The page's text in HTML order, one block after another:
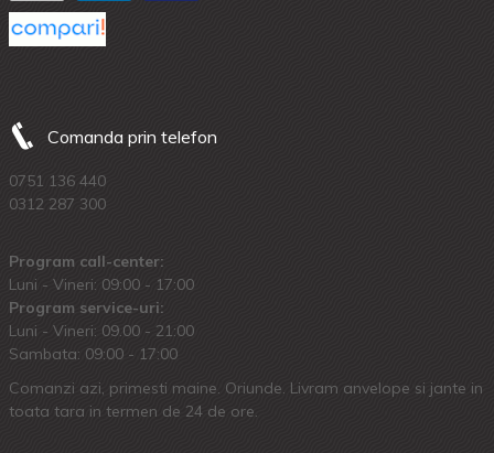
Comanda prin telefon
0751 136 440
0312 287 300
Program call-center:
Luni - Vineri: 09:00 - 17:00
Program service-uri:
Luni - Vineri: 09.00 - 21:00
Sambata: 09:00 - 17:00
Comanzi azi, primesti maine. Oriunde. Livram anvelope si jante in
toata tara in termen de 24 de ore.